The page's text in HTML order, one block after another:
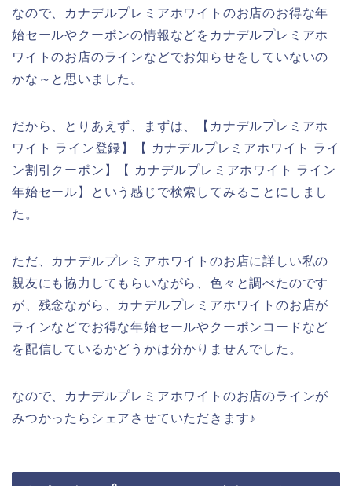
なので、カナデルプレミアホワイトのお店のお得な年
始セールやクーポンの情報などをカナデルプレミアホ
ワイトのお店のラインなどでお知らせをしていないの
かな～と思いました。
だから、とりあえず、まずは、【カナデルプレミアホ
ワイト ライン登録】【 カナデルプレミアホワイト ライ
ン割引クーポン】【 カナデルプレミアホワイト ライン
年始セール】という感じで検索してみることにしまし
た。
ただ、カナデルプレミアホワイトのお店に詳しい私の
親友にも協力してもらいながら、色々と調べたのです
が、残念ながら、カナデルプレミアホワイトのお店が
ラインなどでお得な年始セールやクーポンコードなど
を配信しているかどうかは分かりませんでした。
なので、カナデルプレミアホワイトのお店のラインが
みつかったらシェアさせていただきます♪